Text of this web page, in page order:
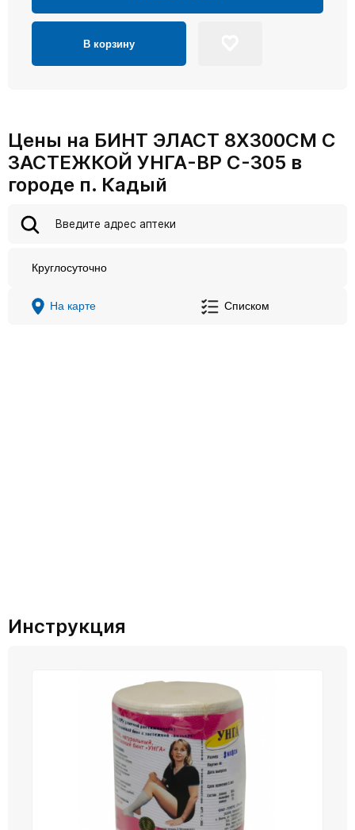
В корзину
Цены на БИНТ ЭЛАСТ 8Х300СМ С
ЗАСТЕЖКОЙ УНГА-ВР С-305 в
городе п. Кадый
Круглосуточно
На карте Списком
Инструкция